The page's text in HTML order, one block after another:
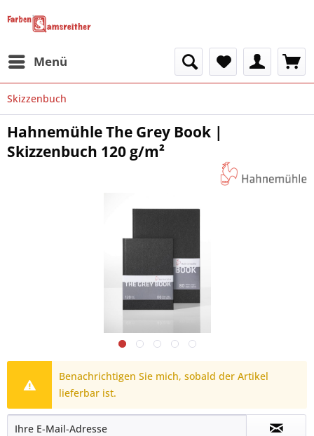
Menü
Skizzenbuch
Hahnemühle The Grey Book |
Skizzenbuch 120 g/m²
Benachrichtigen Sie mich, sobald der Artikel
lieferbar ist.